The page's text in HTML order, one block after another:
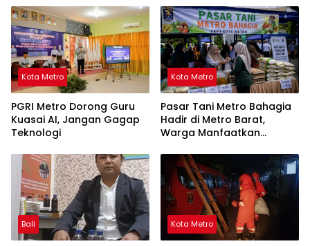
Kota Metro
PGRI Metro Dorong Guru
Kuasai AI, Jangan Gagap
Teknologi
Kota Metro
Pasar Tani Metro Bahagia
Hadir di Metro Barat,
Warga Manfaatkan
Layanan Kesehatan Gratis
Bali Kota Metro